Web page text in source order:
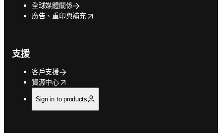
全球媒體關係
廣告、重印與補充
opens in new tab/window
支援
客戶支援
資源中心
opens in new tab/window
Sign in to products